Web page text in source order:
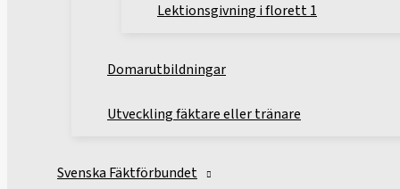
Lektionsgivning i florett 1
Domarutbildningar
Utveckling fäktare eller tränare
Svenska Fäktförbundet